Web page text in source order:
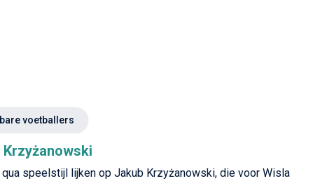
voetballers
speelstijl lijken op Jakub Krzyżanowski, die voor Wisla